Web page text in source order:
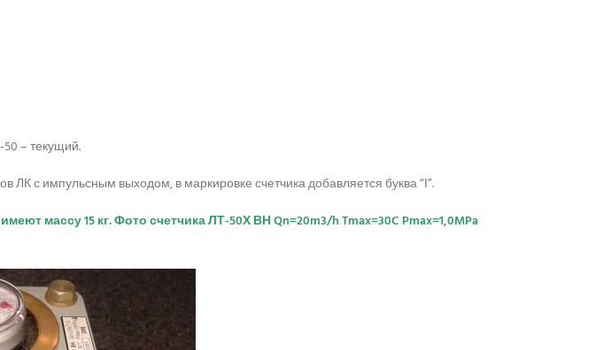
– текущий.
с импульсным выходом, в маркировке счетчика добавляется буква “І”.
массу 15 кг. Фото счетчика ЛТ-50Х ВН Qn=20m3/h Tmax=30C Pmax=1,0MPa